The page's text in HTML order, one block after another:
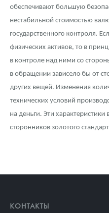
обеспечивают большую
нестабильной стоимостью
государственного контроля.
физических активов, то в
в контроле над ними со
в обращении зависело бы от
других вещей. Изменения
технических условий
на деньги. Эти
сторонников золотого
КОНТАКТЫ